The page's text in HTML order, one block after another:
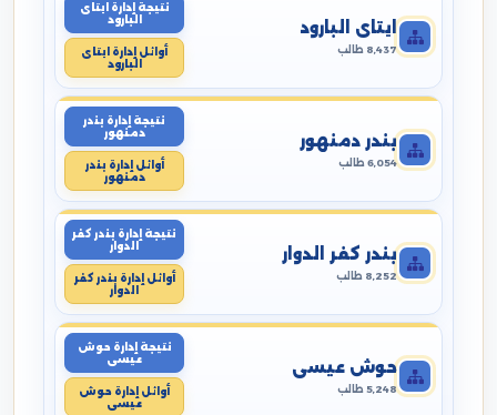
ايتاى البارود
8,437 طالب
نتيجة إدارة ايتاى
البارود
أوائل إدارة ايتاى
البارود
بندر دمنهور
6,054 طالب
نتيجة إدارة بندر
دمنهور
أوائل إدارة بندر
دمنهور
بندر كفر الدوار
8,252 طالب
نتيجة إدارة بندر كفر
الدوار
أوائل إدارة بندر كفر
الدوار
حوش عيسى
5,248 طالب
نتيجة إدارة حوش
عيسى
أوائل إدارة حوش
عيسى